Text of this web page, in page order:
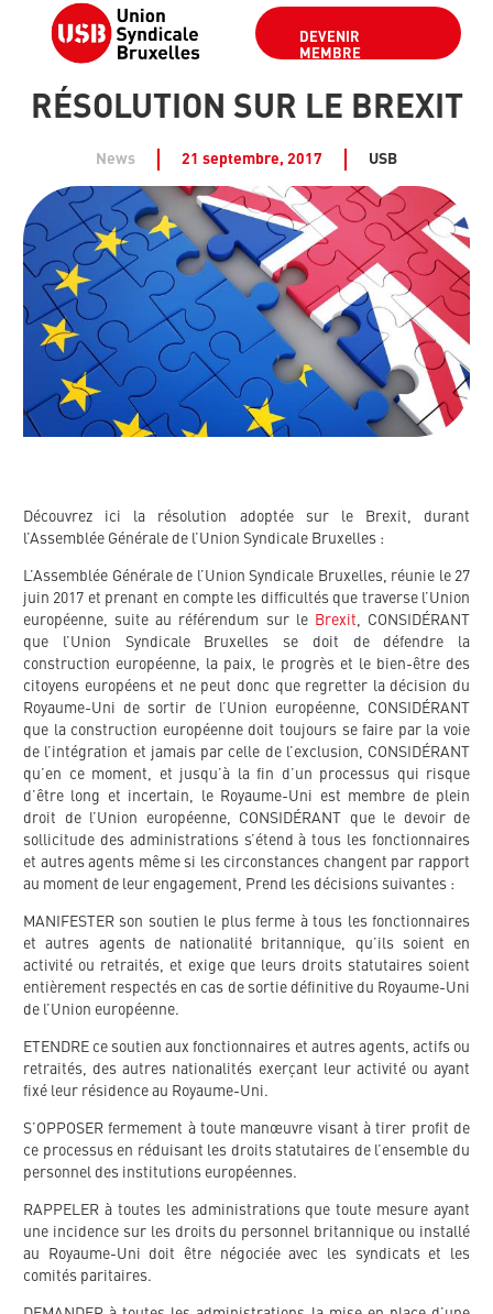
DEVENIR
MEMBRE
RÉSOLUTION SUR LE BREXIT
News 21 septembre, 2017 USB
Découvrez ici la résolution adoptée sur le Brexit, durant
l’Assemblée Générale de l’Union Syndicale Bruxelles :
L’Assemblée Générale de l’Union Syndicale Bruxelles, réunie le 27
juin 2017 et prenant en compte les difficultés que traverse l’Union
européenne, suite au référendum sur le Brexit, CONSIDÉRANT
que l’Union Syndicale Bruxelles se doit de défendre la
construction européenne, la paix, le progrès et le bien-être des
citoyens européens et ne peut donc que regretter la décision du
Royaume-Uni de sortir de l’Union européenne, CONSIDÉRANT
que la construction européenne doit toujours se faire par la voie
de l’intégration et jamais par celle de l’exclusion, CONSIDÉRANT
qu’en ce moment, et jusqu’à la fin d’un processus qui risque
d’être long et incertain, le Royaume-Uni est membre de plein
droit de l’Union européenne, CONSIDÉRANT que le devoir de
sollicitude des administrations s’étend à tous les fonctionnaires
et autres agents même si les circonstances changent par rapport
au moment de leur engagement, Prend les décisions suivantes :
MANIFESTER son soutien le plus ferme à tous les fonctionnaires
et autres agents de nationalité britannique, qu’ils soient en
activité ou retraités, et exige que leurs droits statutaires soient
entièrement respectés en cas de sortie définitive du Royaume-Uni
de l’Union européenne.
ETENDRE ce soutien aux fonctionnaires et autres agents, actifs ou
retraités, des autres nationalités exerçant leur activité ou ayant
fixé leur résidence au Royaume-Uni.
S’OPPOSER fermement à toute manœuvre visant à tirer profit de
ce processus en réduisant les droits statutaires de l’ensemble du
personnel des institutions européennes.
RAPPELER à toutes les administrations que toute mesure ayant
une incidence sur les droits du personnel britannique ou installé
au Royaume-Uni doit être négociée avec les syndicats et les
comités paritaires.